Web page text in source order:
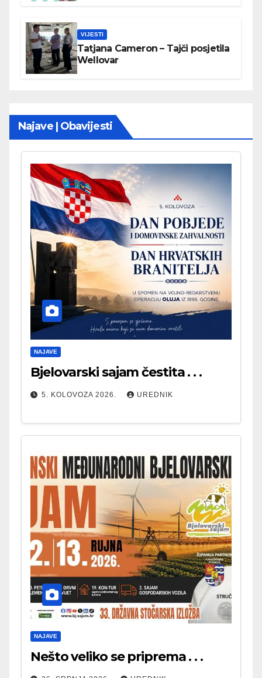
VIJESTI
Tatjana Cameron – Tajči posjetila
Wellovar
Najave | Obavijesti
NAJAVE
Bjelovarski sajam čestita . . .
5. KOLOVOZA 2026. UREDNIK
NAJAVE
Nešto veliko se priprema . . .